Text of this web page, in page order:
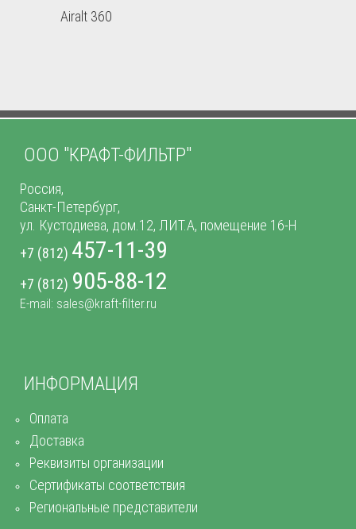
Airalt 360
ИНФОРМАЦИЯ
Оплата
Доставка
Реквизиты организации
Сертификаты соответствия
Региональные представители
ООО "КРАФТ-ФИЛЬТР"
Россия,
Санкт-Петербург,
ул. Кустодиева, дом.12, ЛИТ.А, помещение 16-Н
+7 (812) 457-11-39
+7 (812) 905-88-12
E-mail: sales@kraft-filter.ru